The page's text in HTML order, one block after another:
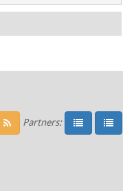
Partners: